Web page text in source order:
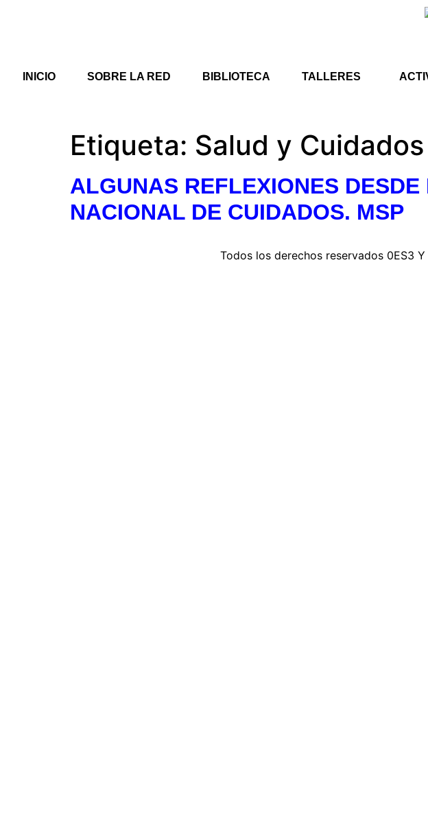
INICIO SOBRE LA RED BIBLIOTECA TALLERES
Etiqueta: Salud y
ALGUNAS REFLEXIONES
NACIONAL DE CUIDADOS. MSP
Todos los derechos reservados 0ES3